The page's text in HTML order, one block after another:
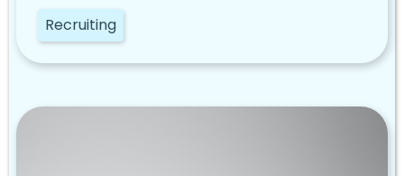
Recruiting